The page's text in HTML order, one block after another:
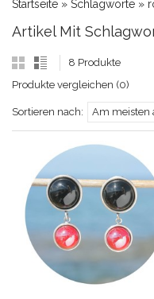
Startseite » Schlagworte »
Artikel Mit
8 Produkte
Produkte vergleichen (0)
Sortieren nach: Am meisten